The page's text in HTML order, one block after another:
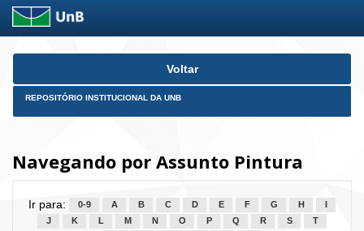
Skip
Voltar
REPOSITÓRIO INSTITUCIONAL DA UNB
Navegando por Assunto Pintura
Ir para: 0-9 A B C D E F G H
J
K L M N O P Q R S
T